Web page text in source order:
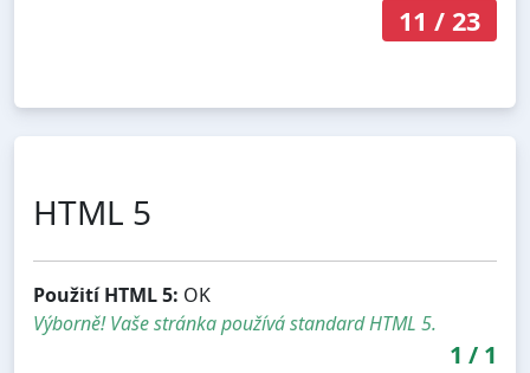
11 / 23
HTML 5
Použití HTML 5: OK
Výborně! Vaše stránka používá standard HTML 5.
1 / 1